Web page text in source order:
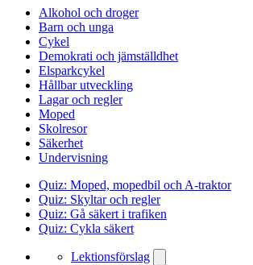
Alkohol och droger
Barn och unga
Cykel
Demokrati och jämställdhet
Elsparkcykel
Hållbar utveckling
Lagar och regler
Moped
Skolresor
Säkerhet
Undervisning
Quiz: Moped, mopedbil och A-traktor
Quiz: Skyltar och regler
Quiz: Gå säkert i trafiken
Quiz: Cykla säkert
Lektionsförslag